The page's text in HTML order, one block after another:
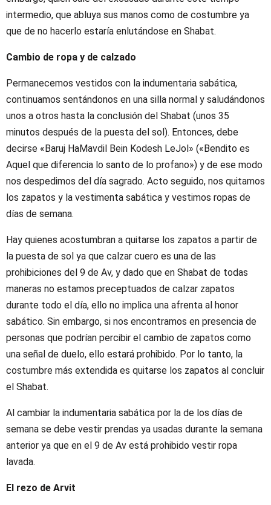
intermedio, que abluya sus manos como de costumbre ya
que de no hacerlo estaría enlutándose en Shabat.
Cambio de ropa y de calzado
Permanecemos vestidos con la indumentaria sabática,
continuamos sentándonos en una silla normal y saludándonos
unos a otros hasta la conclusión del Shabat (unos 35
minutos después de la puesta del sol). Entonces, debe
decirse «Baruj HaMavdil Bein Kodesh LeJol» («Bendito es
Aquel que diferencia lo santo de lo profano») y de ese modo
nos despedimos del día sagrado. Acto seguido, nos quitamos
los zapatos y la vestimenta sabática y vestimos ropas de
días de semana.
Hay quienes acostumbran a quitarse los zapatos a partir de
la puesta de sol ya que calzar cuero es una de las
prohibiciones del 9 de Av, y dado que en Shabat de todas
maneras no estamos preceptuados de calzar zapatos
durante todo el día, ello no implica una afrenta al honor
sabático. Sin embargo, si nos encontramos en presencia de
personas que podrían percibir el cambio de zapatos como
una señal de duelo, ello estará prohibido. Por lo tanto, la
costumbre más extendida es quitarse los zapatos al concluir
el Shabat.
Al cambiar la indumentaria sabática por la de los días de
semana se debe vestir prendas ya usadas durante la semana
anterior ya que en el 9 de Av está prohibido vestir ropa
lavada.
El rezo de Arvit